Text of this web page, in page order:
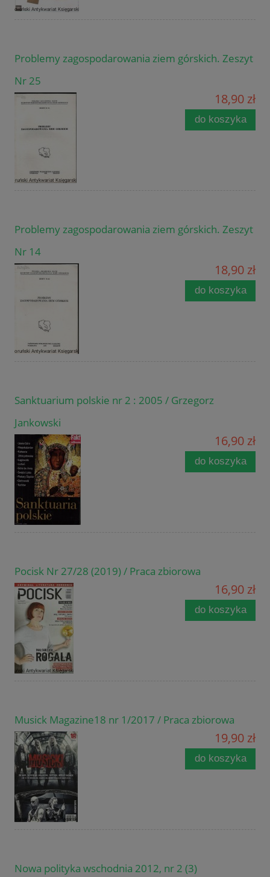
Problemy zagospodarowania ziem górskich. Zeszyt
Nr 25
18,90 zł
do koszyka
Problemy zagospodarowania ziem górskich. Zeszyt
Nr 14
18,90 zł
do koszyka
Sanktuarium polskie nr 2 : 2005 / Grzegorz
Jankowski
16,90 zł
do koszyka
Pocisk Nr 27/28 (2019) / Praca zbiorowa
16,90 zł
do koszyka
Musick Magazine18 nr 1/2017 / Praca zbiorowa
19,90 zł
do koszyka
Nowa polityka wschodnia 2012, nr 2 (3)